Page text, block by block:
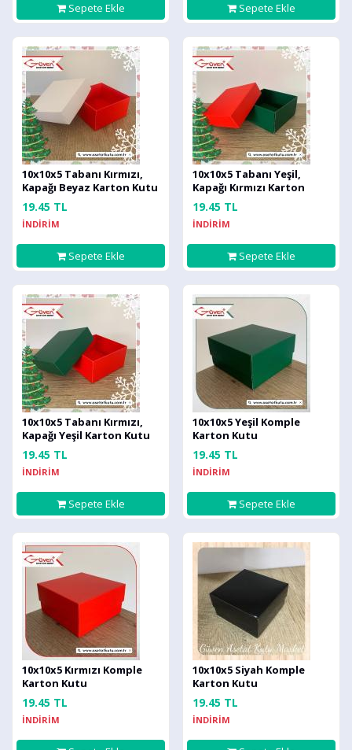
Sepete Ekle Sepete Ekle
10x10x5 Tabanı Kırmızı,
Kapağı Beyaz Karton Kutu
19.45 TL
İNDİRİM
Sepete Ekle
10x10x5 Tabanı Yeşil,
Kapağı Kırmızı Karton
Kutu
19.45 TL
İNDİRİM
Sepete Ekle
10x10x5 Tabanı Kırmızı,
Kapağı Yeşil Karton Kutu
19.45 TL
İNDİRİM
Sepete Ekle
10x10x5 Yeşil Komple
Karton Kutu
19.45 TL
İNDİRİM
Sepete Ekle
10x10x5 Kırmızı Komple
Karton Kutu
19.45 TL
İNDİRİM
10x10x5 Siyah Komple
Karton Kutu
19.45 TL
İNDİRİM